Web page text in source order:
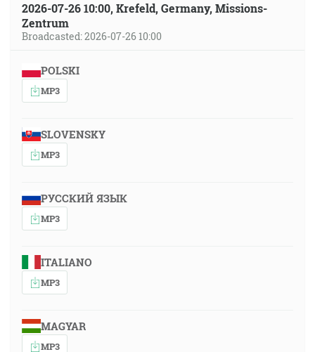
2026-07-26 10:00, Krefeld, Germany, Missions-
Zentrum
Broadcasted: 2026-07-26 10:00
POLSKI
MP3
SLOVENSKY
MP3
РУССКИЙ ЯЗЫК
MP3
ITALIANO
MP3
MAGYAR
MP3